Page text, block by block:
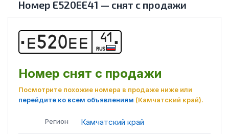
Номер Е520ЕЕ41 — снят с продажи
Е520Е Е 41
RUS
Номер снят с продажи
Посмотрите похожие номера в продаже ниже или
перейдите ко всем объявлениям (Камчатский край).
Регион Камчатский край